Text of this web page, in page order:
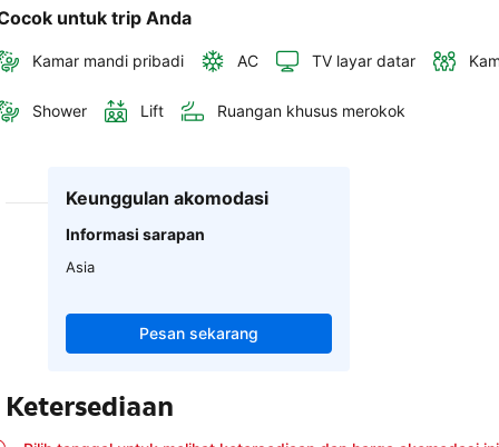
untuk trip Anda
Kamar mandi pribadi AC TV layar datar
Shower Lift Ruangan khusus merokok
Keunggulan akomodasi
Informasi sarapan
Asia
Pesan sekarang
Ketersediaan